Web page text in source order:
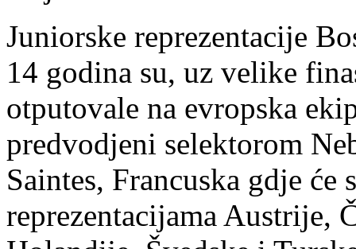
Juniorske reprezentacije
14 godina su, uz velike
otputovale na evropska
predvodjeni selektorom
Saintes, Francuska gdje
reprezentacijama Austrije,